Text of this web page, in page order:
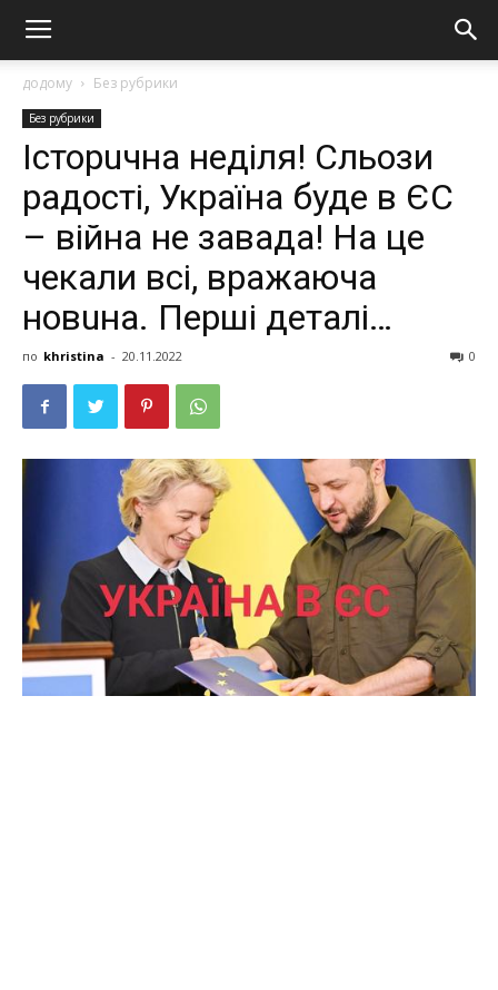
додому Без рубрики
Без рубрики
Історuчна неділя! Сльози
радості, Україна буде в ЄС
– війна не завада! На це
чекали всі, вражаюча
новuна. Перші деталі…
по khristina - 20.11.2022 0